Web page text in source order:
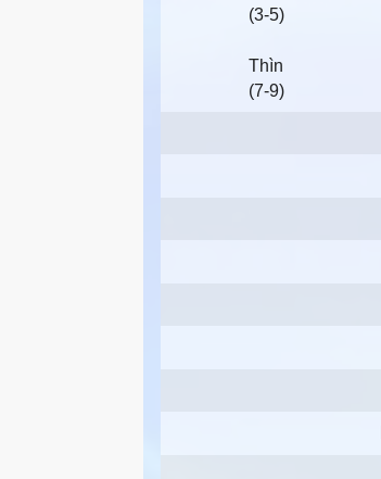
(3-5)
Thìn
(7-9)